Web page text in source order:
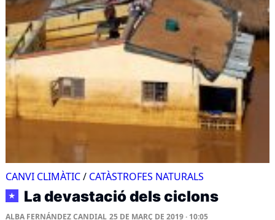
CANVI CLIMÀTIC/ CATÀSTROFES NATURALS
★ La devastació dels ciclons
ALBA FERNÁNDEZ CANDIAL 25 DE MARÇ DE 2019 · 10:05